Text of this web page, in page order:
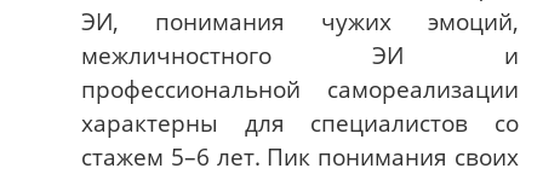
ЭИ, понимания чужих эмоций,
межличностного ЭИ и
профессиональной самореализации
характерны для специалистов со
стажем 5–6 лет. Пик понимания своих